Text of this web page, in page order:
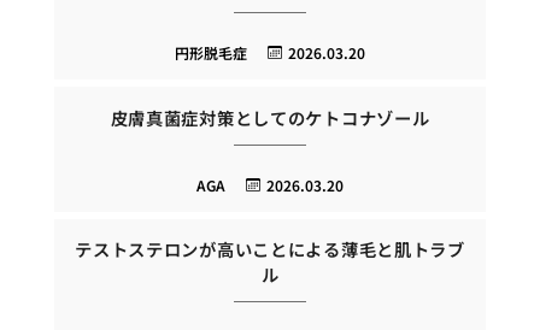
2026.03.20
円形脱毛症
皮膚真菌症対策としてのケトコナゾール
2026.03.20
AGA
テストステロンが高いことによる薄毛と肌トラブ
ル